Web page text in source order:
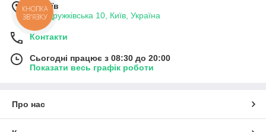
м. Київ
вул. Дружківська 10, Київ, Україна
Контакти
Сьогодні працює з 08:30 до 20:00
Показати весь графік роботи
Про нас
КНОПКА
ЗВ'ЯЗКУ